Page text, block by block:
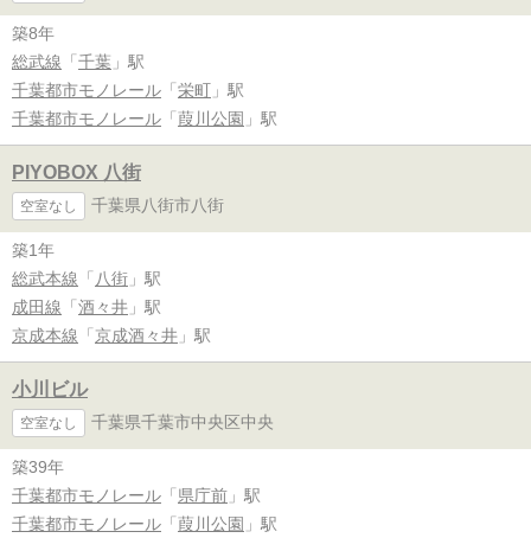
築8年
総武線 「 千葉 」駅
千葉都市モノレール 「 栄町 」駅
千葉都市モノレール 「 葭川公園 」駅
PIYOBOX 八街
空室なし 千葉県八街市八街
築1年
総武本線 「 八街 」駅
成田線 「 酒々井 」駅
京成本線 「 京成酒々井 」駅
小川ビル
空室なし 千葉県千葉市中央区中央
築39年
千葉都市モノレール 「 県庁前 」駅
千葉都市モノレール 「 葭川公園 」駅